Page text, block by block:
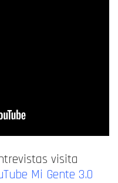
visita
Mi Gente 3.0